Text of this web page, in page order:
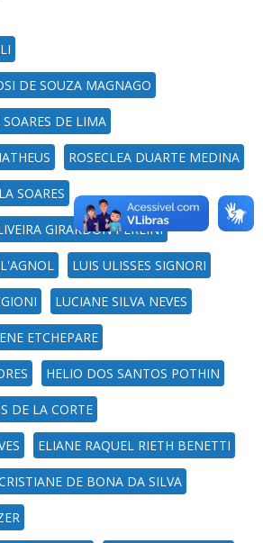
DE SOUZA MAGNAGO
DE LIMA
ROSECLEA DUARTE MEDINA
SOARES
GIRARDON PERLINI
LUIS ULISSES SIGNORI
LUCIANE SILVA NEVES
ETCHEPARE
HELIO DOS SANTOS POTHIN
DE LA CORTE
ELIANE RAQUEL RIETH BENETTI
DE BONA DA SILVA